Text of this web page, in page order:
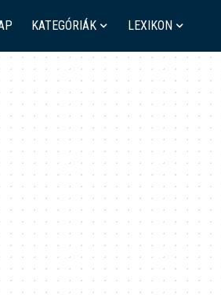
KATEGÓRIÁK LEXIKON